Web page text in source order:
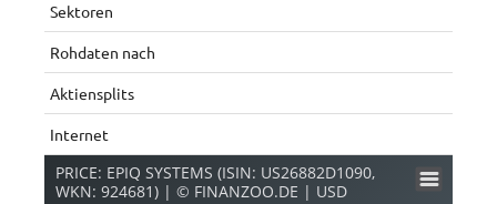
Sektoren
Rohdaten nach
Aktiensplits
Internet
PRICE: EPIQ SYSTEMS (ISIN: US26882D1090,
WKN: 924681) | © FINANZOO.DE | USD